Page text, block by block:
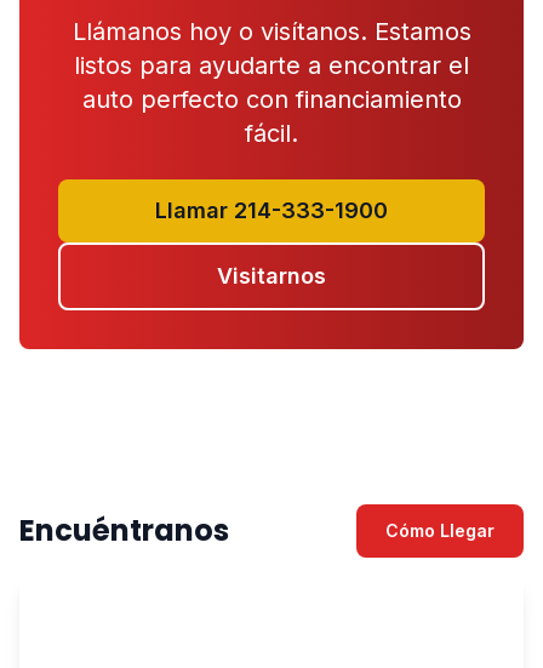
Llámanos hoy o visítanos. Estamos
listos para ayudarte a encontrar el
auto perfecto con financiamiento
fácil.
Llamar 214-333-1900
Visitarnos
Encuéntranos Cómo Llegar